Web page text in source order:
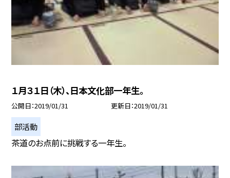
１月３１日（木）、日本文化部一年生。
公開日 2019/01/31 更新日 2019/01/31
部活動
茶道のお点前に挑戦する一年生。